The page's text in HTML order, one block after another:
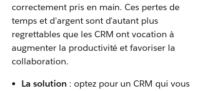
correctement pris en main. Ces pertes de
temps et d'argent sont d'autant plus
regrettables que les CRM ont vocation à
augmenter la productivité et favoriser la
collaboration.
La solution : optez pour un CRM qui vous